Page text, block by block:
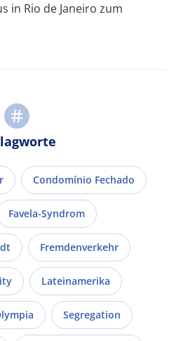
in Rio de Janeiro zum
Condomínio Fechado
Favela-Syndrom
Fremdenverkehr
Lateinamerika
Segregation